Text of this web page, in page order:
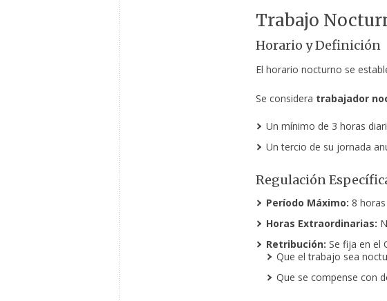
Trabajo
Horario y Definición
El horario nocturno se
Se considera trabajador
Un mínimo de 3 horas
Un tercio de su jornada
Regulación
Período Máximo: 8
Horas Extraordinarias:
Retribución: Se fija en el
Que el trabajo sea
Que se compense con